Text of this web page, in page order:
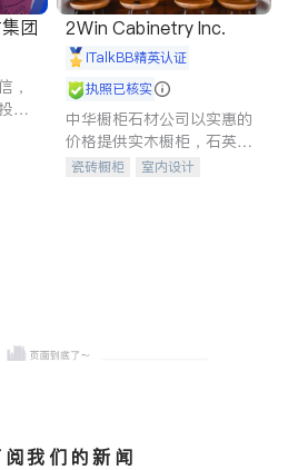
团
，
资
2Win Cabinetry Inc.
iTalkBB精英认证
执照已核实
中华橱柜石材公司以实惠的
价格提供实木橱柜，石英石
台面，多种优质不锈钢水
瓷砖橱柜
室内设计
我们的新闻